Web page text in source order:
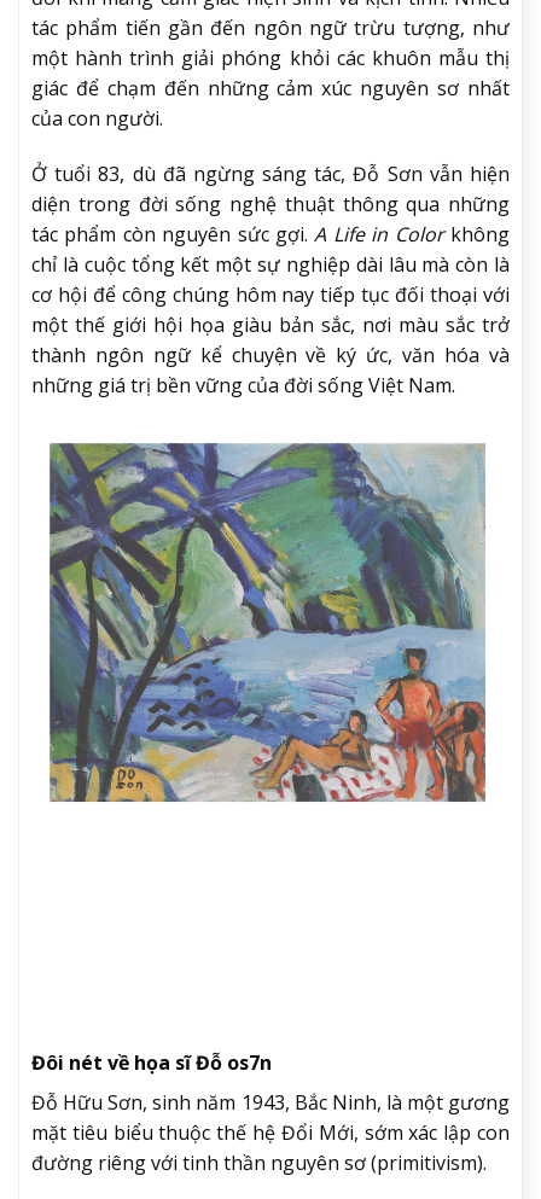
tác phẩm tiến gần đến ngôn ngữ trừu tượng, như
một hành trình giải phóng khỏi các khuôn mẫu thị
giác để chạm đến những cảm xúc nguyên sơ nhất
của con người.
Ở tuổi 83, dù đã ngừng sáng tác, Đỗ Sơn vẫn hiện
diện trong đời sống nghệ thuật thông qua những
tác phẩm còn nguyên sức gợi.A Life in Colorkhông
chỉ là cuộc tổng kết một sự nghiệp dài lâu mà còn là
cơ hội để công chúng hôm nay tiếp tục đối thoại với
một thế giới hội họa giàu bản sắc, nơi màu sắc trở
thành ngôn ngữ kể chuyện về ký ức, văn hóa và
những giá trị bền vững của đời sống Việt Nam.